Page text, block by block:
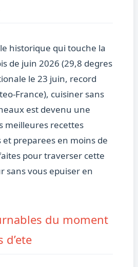
historique qui touche la
de juin 2026 (29,8 degres
le 23 juin, record
France), cuisiner sans
est devenu une
meilleures recettes
preparees en moins de
pour traverser cette
sans vous epuiser en
du moment
d’ete